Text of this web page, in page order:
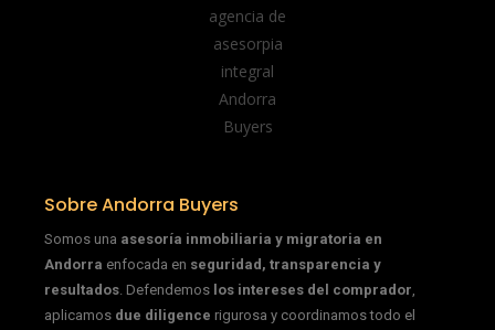
Sobre Andorra Buyers
Somos una asesoría inmobiliaria y migratoria en
Andorra enfocada en seguridad, transparencia y
resultados . Defendemos los intereses del comprador
aplicamos due diligence rigurosa y coordinamos todo el